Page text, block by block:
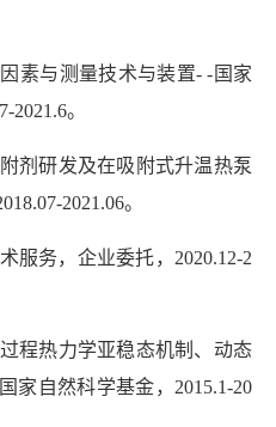
素与测量技术与装置- -国家
。
剂研发及在吸附式升温热泵
2021.06。
服务，企业委托，2020.12-2
程热力学亚稳态机制、动态
家自然科学基金，2015.1-20